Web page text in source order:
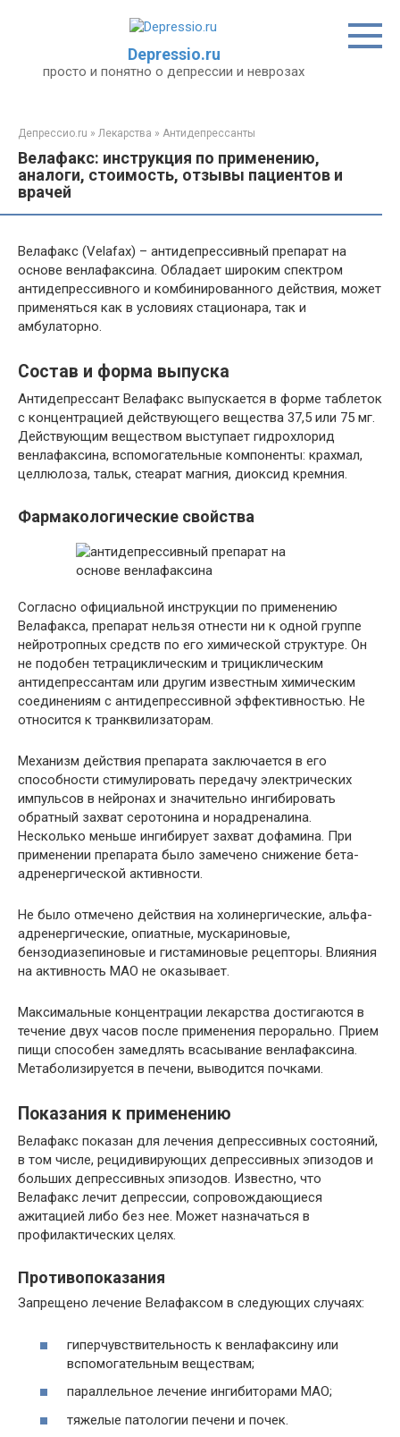
Depressio.ru
просто и понятно о депрессии и неврозах
Депрессио.ru » Лекарства » Антидепрессанты
Велафакс: инструкция по применению,
аналоги, стоимость, отзывы пациентов и
врачей
Велафакс (Velafax) – антидепрессивный препарат на
основе венлафаксина. Обладает широким спектром
антидепрессивного и комбинированного действия, может
применяться как в условиях стационара, так и
амбулаторно.
Состав и форма выпуска
Антидепрессант Велафакс выпускается в форме таблеток
с концентрацией действующего вещества 37,5 или 75 мг.
Действующим веществом выступает гидрохлорид
венлафаксина, вспомогательные компоненты: крахмал,
целлюлоза, тальк, стеарат магния, диоксид кремния.
Фармакологические свойства
Согласно официальной инструкции по применению
Велафакса, препарат нельзя отнести ни к одной группе
нейротропных средств по его химической структуре. Он
не подобен тетрациклическим и трициклическим
антидепрессантам или другим известным химическим
соединениям с антидепрессивной эффективностью. Не
относится к транквилизаторам.
Механизм действия препарата заключается в его
способности стимулировать передачу электрических
импульсов в нейронах и значительно ингибировать
обратный захват серотонина и норадреналина.
Несколько меньше ингибирует захват дофамина. При
применении препарата было замечено снижение бета-
адренергической активности.
Не было отмечено действия на холинергические, альфа-
адренергические, опиатные, мускариновые,
бензодиазепиновые и гистаминовые рецепторы. Влияния
на активность МАО не оказывает.
Максимальные концентрации лекарства достигаются в
течение двух часов после применения перорально. Прием
пищи способен замедлять всасывание венлафаксина.
Метаболизируется в печени, выводится почками.
Показания к применению
Велафакс показан для лечения депрессивных состояний,
в том числе, рецидивирующих депрессивных эпизодов и
больших депрессивных эпизодов. Известно, что
Велафакс лечит депрессии, сопровождающиеся
ажитацией либо без нее. Может назначаться в
профилактических целях.
Противопоказания
Запрещено лечение Велафаксом в следующих случаях:
гиперчувствительность к венлафаксину или
вспомогательным веществам;
параллельное лечение ингибиторами МАО;
тяжелые патологии печени и почек.